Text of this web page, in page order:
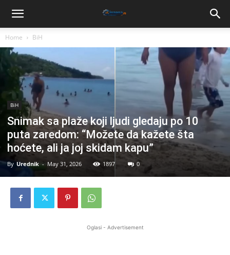
Home BiH
BiH
Snimak sa plaže koji ljudi gledaju po 10
puta zaredom: “Možete da kažete šta
hoćete, ali ja joj skidam kapu”
By Urednik - May 31, 2026 1897 0
Oglasi - Advertisement